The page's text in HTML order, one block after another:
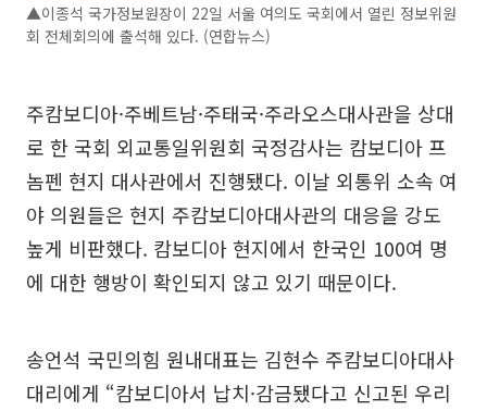
▲이종석 국가정보원장이 22일 서울 여의도 국회에서 열린 정보위원
회 전체회의에 출석해 있다. (연합뉴스)
주캄보디아·주베트남·주태국·주라오스대사관을 상대
로 한 국회 외교통일위원회 국정감사는 캄보디아 프
놈펜 현지 대사관에서 진행됐다. 이날 외통위 소속 여
야 의원들은 현지 주캄보디아대사관의 대응을 강도
높게 비판했다. 캄보디아 현지에서 한국인 100여 명
에 대한 행방이 확인되지 않고 있기 때문이다.
송언석 국민의힘 원내대표는 김현수 주캄보디아대사
대리에게 “캄보디아서 납치·감금됐다고 신고된 우리